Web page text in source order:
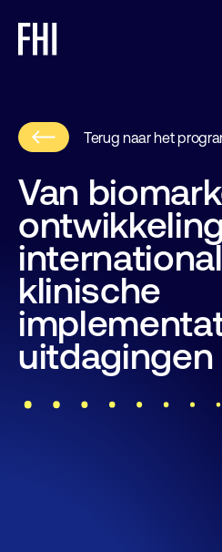
Terug naar het
Van
klinische
uitdagingen